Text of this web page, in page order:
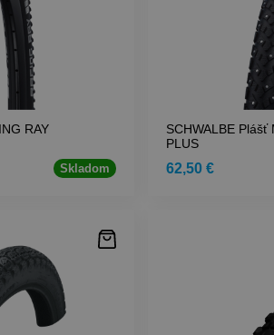
RAY
Skladom
SCHWALBE Plášť
PLUS
62,50 €